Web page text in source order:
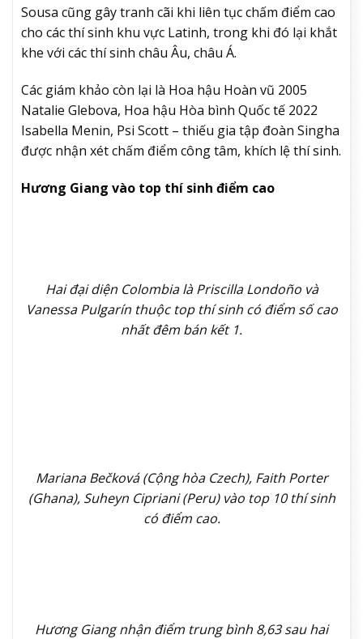
Sousa cũng gây tranh cãi khi liên tục chấm điểm cao
cho các thí sinh khu vực Latinh, trong khi đó lại khắt
khe với các thí sinh châu Âu, châu Á.
Các giám khảo còn lại là Hoa hậu Hoàn vũ 2005
Natalie Glebova, Hoa hậu Hòa bình Quốc tế 2022
Isabella Menin, Psi Scott – thiếu gia tập đoàn Singha
được nhận xét chấm điểm công tâm, khích lệ thí sinh.
Hương Giang vào top thí sinh điểm cao
Hai đại diện Colombia là Priscilla Londoño và
Vanessa Pulgarín thuộc top thí sinh có điểm số cao
nhất đêm bán kết 1.
Mariana Bečková (Cộng hòa Czech), Faith Porter
(Ghana), Suheyn Cipriani (Peru) vào top 10 thí sinh
có điểm cao.
Hương Giang nhận điểm trung bình 8,63 sau hai